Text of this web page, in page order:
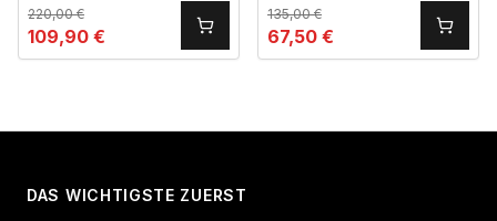
220,00€
109,90 €
135,00€
67,50 €
DAS WICHTIGSTE ZUERST